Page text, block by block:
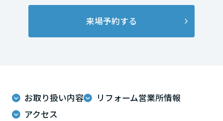
リフォーム営業所
ホームラウンジ リフォーム
分譲用地
すべてのフィールドに新しい価値をデザインし、持続可能な未来志向
のまちづくりを実現していきます。
ームを結ぶコミュニケーションサイト。お得・便利・安心なコンテン
ツや、ミサワホームからの大切なお知らせなど配信しています。
環境活動
新卒者採用
来場予約する
お取り扱い内容
リフォーム営業所情報
アクセス
栃木県